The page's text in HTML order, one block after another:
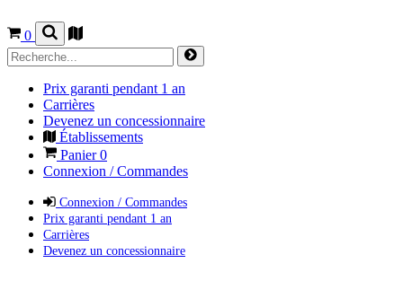
0
Prix garanti pendant 1 an
Carrières
Devenez un concessionnaire
Établissements
Panier0
Connexion / Commandes
Connexion / Commandes
Prix garanti pendant 1 an
Carrières
Devenez un concessionnaire